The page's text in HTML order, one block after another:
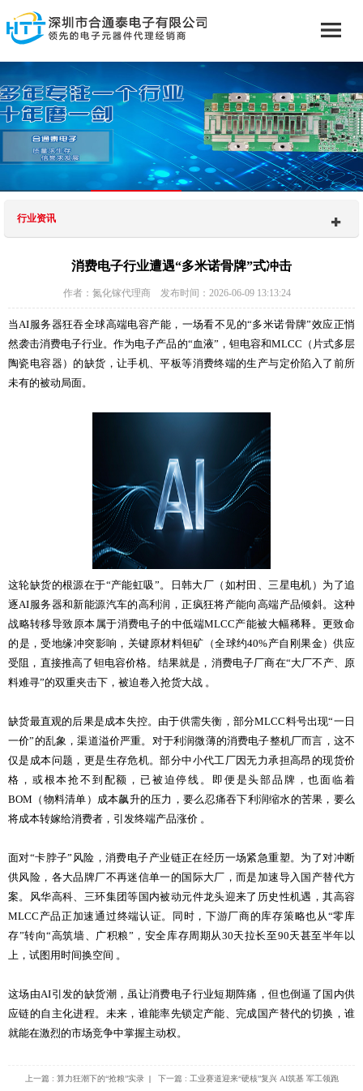
行业资讯
消费电子行业遭遇“多米诺骨牌”式冲击
作者：氮化镓代理商 发布时间：2026-06-09 13:13:24
当AI服务器狂吞全球高端电容产能，一场看不见的“多米诺骨牌”效应正悄
然袭击消费电子行业。作为电子产品的“血液”，钽电容和MLCC（片式多层
陶瓷电容器）的缺货，让手机、平板等消费终端的生产与定价陷入了前所
未有的被动局面。
这轮缺货的根源在于“产能虹吸”。日韩大厂（如村田、三星电机）为了追
逐AI服务器和新能源汽车的高利润，正疯狂将产能向高端产品倾斜。这种
战略转移导致原本属于消费电子的中低端MLCC产能被大幅稀释。更致命
的是，受地缘冲突影响，关键原材料钽矿（全球约40%产自刚果金）供应
受阻，直接推高了钽电容价格。结果就是，消费电子厂商在“大厂不产、原
料难寻”的双重夹击下，被迫卷入抢货大战 。
缺货最直观的后果是成本失控。由于供需失衡，部分MLCC料号出现“一日
一价”的乱象，渠道溢价严重。对于利润微薄的消费电子整机厂而言，这不
仅是成本问题，更是生存危机。部分中小代工厂因无力承担高昂的现货价
格，或根本抢不到配额，已被迫停线。即便是头部品牌，也面临着
BOM（物料清单）成本飙升的压力，要么忍痛吞下利润缩水的苦果，要么
将成本转嫁给消费者，引发终端产品涨价 。
面对“卡脖子”风险，消费电子产业链正在经历一场紧急重塑。为了对冲断
供风险，各大品牌厂不再迷信单一的国际大厂，而是加速导入国产替代方
案。风华高科、三环集团等国内被动元件龙头迎来了历史性机遇，其高容
MLCC产品正加速通过终端认证。同时，下游厂商的库存策略也从“零库
存”转向“高筑墙、广积粮”，安全库存周期从30天拉长至90天甚至半年以
上，试图用时间换空间 。
这场由AI引发的缺货潮，虽让消费电子行业短期阵痛，但也倒逼了国内供
应链的自主化进程。未来，谁能率先锁定产能、完成国产替代的切换，谁
就能在激烈的市场竞争中掌握主动权。
上一篇 : 算力狂潮下的“抢粮”实录| 下一篇 : 工业赛道迎来“硬核”复兴 AI筑基 军工领跑